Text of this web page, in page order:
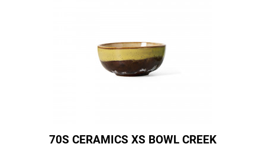
70S CERAMICS XS BOWL CREEK